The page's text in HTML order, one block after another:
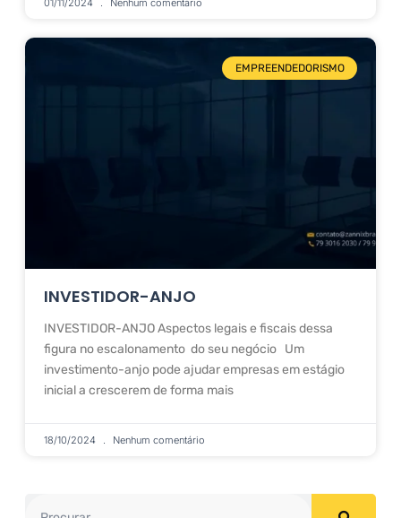
EMPREENDEDORISMO
INVESTIDOR-ANJO
INVESTIDOR-ANJO Aspectos legais e fiscais dessa
figura no escalonamento do seu negócio Um
investimento-anjo pode ajudar empresas em estágio
inicial a crescerem de forma mais
18/10/2024 Nenhum comentário